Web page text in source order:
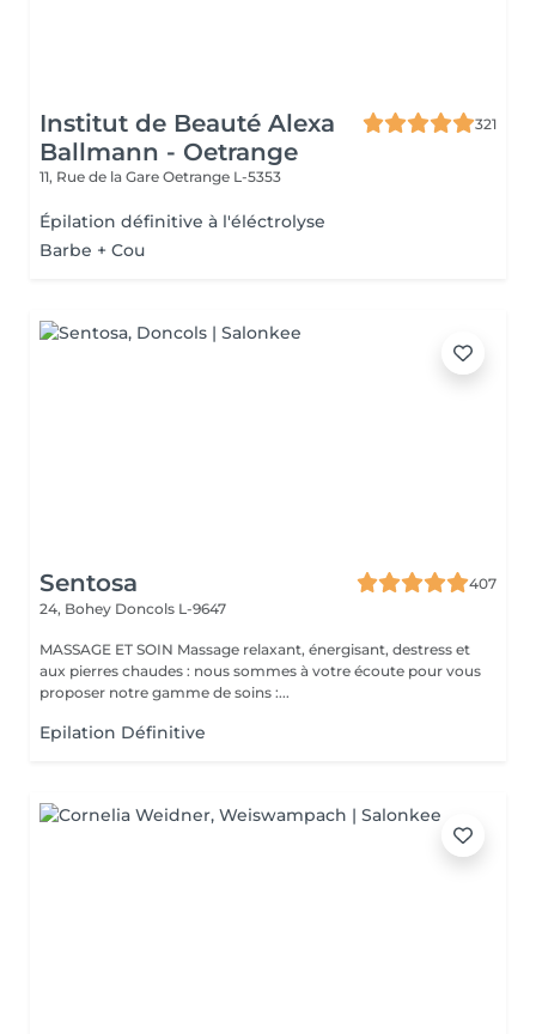
Institut de Beauté Alexa
Ballmann - Oetrange
321
11, Rue de la Gare Oetrange L-5353
Épilation définitive à l'éléctrolyse
Barbe + Cou
Sentosa
407
24, Bohey Doncols L-9647
MASSAGE ET SOIN Massage relaxant, énergisant, destress et
aux pierres chaudes : nous sommes à votre écoute pour vous
proposer notre gamme de soins :...
Epilation Définitive